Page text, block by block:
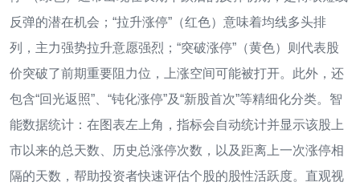
反弹的潜在机会；“拉升涨停”（红色）意味着均线多头排
列，主力强势拉升意愿强烈；“突破涨停”（黄色）则代表股
价突破了前期重要阻力位，上涨空间可能被打开。此外，还
包含“回光返照”、“钝化涨停”及“新股首次”等精细化分类。智
能数据统计：在图表左上角，指标会自动统计并显示该股上
市以来的总天数、历史总涨停次数，以及距离上一次涨停相
隔的天数，帮助投资者快速评估个股的股性活跃度。直观视